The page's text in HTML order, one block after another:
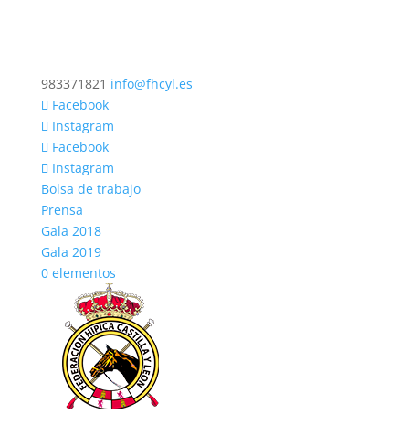
983371821 info@fhcyl.es
Facebook
Instagram
Facebook
Instagram
Bolsa de trabajo
Prensa
Gala 2018
Gala 2019
0 elementos